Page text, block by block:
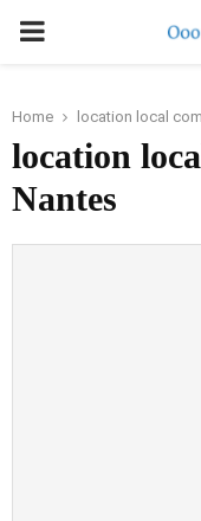
PRIMARY
Home location local
location
Nantes